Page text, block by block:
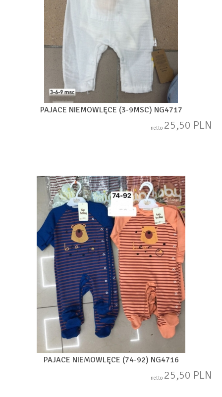
PAJACE NIEMOWLĘCE (3-9MSC) NG4717
netto 25,50 PLN
PAJACE NIEMOWLĘCE (74-92) NG4716
netto 25,50 PLN